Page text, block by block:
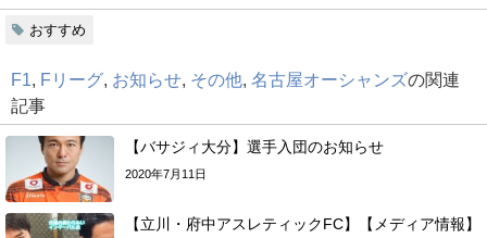
おすすめ
F1 Fリーグ お知らせ その他 名古屋オーシャンズの関連
記事
【バサジィ大分】選手入団のお知らせ
2020年7月11日
【立川・府中アスレティックFC】【メディア情報】